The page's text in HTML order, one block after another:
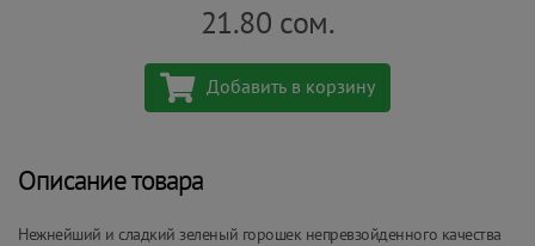
21.80 сом.
Добавить в корзину
Описание товара
Нежнейший и сладкий зеленый горошек непревзойденного качества